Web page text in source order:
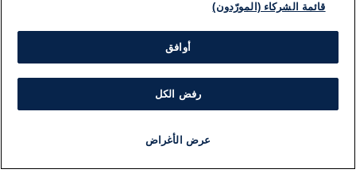
قائمة الشركاء (المورّدون)
أوافق
رفض الكل
عرض الأغراض